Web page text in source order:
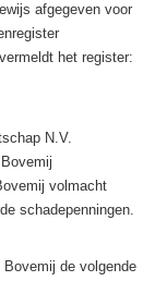
afgegeven voor
het register:
N.V.
volmacht
schadepenningen.
Bovemij de volgende